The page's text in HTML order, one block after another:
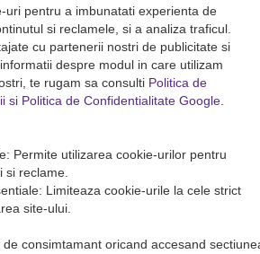
uri pentru a imbunatati experienta de
si reclamele, si a analiza traficul.
cu partenerii nostri de publicitate si
despre modul in care utilizam
te rugam sa consulti Politica de
si Politica de Confidentialitate Google
Permite utilizarea cookie-urilor pentru
si reclame.
Limiteaza cookie-urile la cele strict
site-ului.
consimtamant oricand accesand